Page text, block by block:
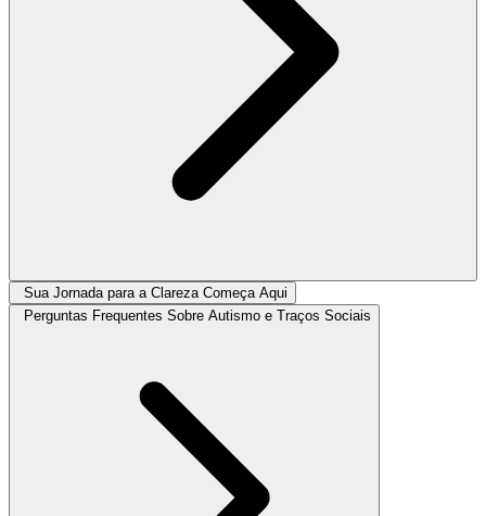
Sua Jornada para a Clareza Começa Aqui
Perguntas Frequentes Sobre Autismo e Traços Sociais